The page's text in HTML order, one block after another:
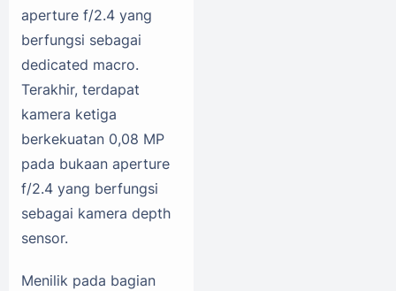
aperture f/2.4 yang
berfungsi sebagai
dedicated macro.
Terakhir, terdapat
kamera ketiga
berkekuatan 0,08 MP
pada bukaan aperture
f/2.4 yang berfungsi
sebagai kamera depth
sensor.
Menilik pada bagian